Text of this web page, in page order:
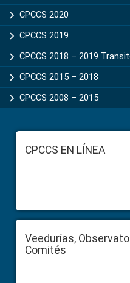
CPCCS 2020
CPCCS 2019 .
CPCCS 2018 – 2019
CPCCS 2015 – 2018
CPCCS 2008 – 2015
FooterCPCCS EN LÍNEA
Veedurías,
Comités